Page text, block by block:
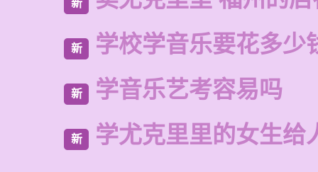
新
新 学校学音乐要花多少
新 学音乐艺考容易吗
新 学尤克里里的女生给